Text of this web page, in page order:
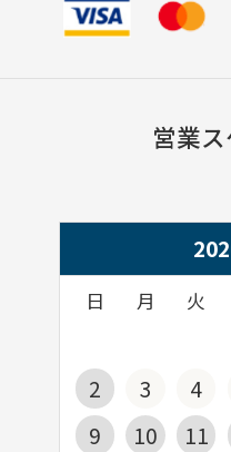
営業
日 月 火
2
3 4
9
10 11